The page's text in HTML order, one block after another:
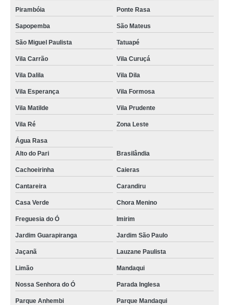
Pirambóia Ponte Rasa
Sapopemba São Mateus
São Miguel Paulista Tatuapé
Vila Carrão Vila Curuçá
Vila Dalila Vila Dila
Vila Esperança Vila Formosa
Vila Matilde Vila Prudente
Vila Ré Zona Leste
Água Rasa
Alto do Pari
Brasilândia
Cachoeirinha Caieras
Cantareira Carandiru
Casa Verde Chora Menino
Freguesia do Ó Imirim
Jardim Guarapiranga Jardim São Paulo
Jaçanã Lauzane Paulista
Limão Mandaqui
Nossa Senhora do Ó Parada Inglesa
Parque Anhembi Parque Mandaqui